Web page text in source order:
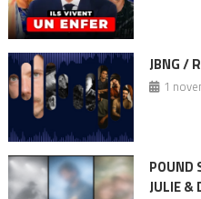
JBNG /
1
POUND
JULIE &